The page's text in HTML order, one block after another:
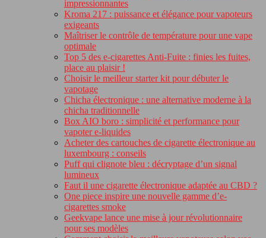
impressionnantes
Kroma 217 : puissance et élégance pour vapoteurs
exigeants
Maîtriser le contrôle de température pour une vape
optimale
Top 5 des e-cigarettes Anti-Fuite : finies les fuites,
place au plaisir !
Choisir le meilleur starter kit pour débuter le
vapotage
Chicha électronique : une alternative moderne à la
chicha traditionnelle
Box AIO boro : simplicité et performance pour
vapoter e-liquides
Acheter des cartouches de cigarette électronique au
luxembourg : conseils
Puff qui clignote bleu : décryptage d’un signal
lumineux
Faut il une cigarette électronique adaptée au CBD ?
One piece inspire une nouvelle gamme d’e-
cigarettes smoke
Geekvape lance une mise à jour révolutionnaire
pour ses modèles